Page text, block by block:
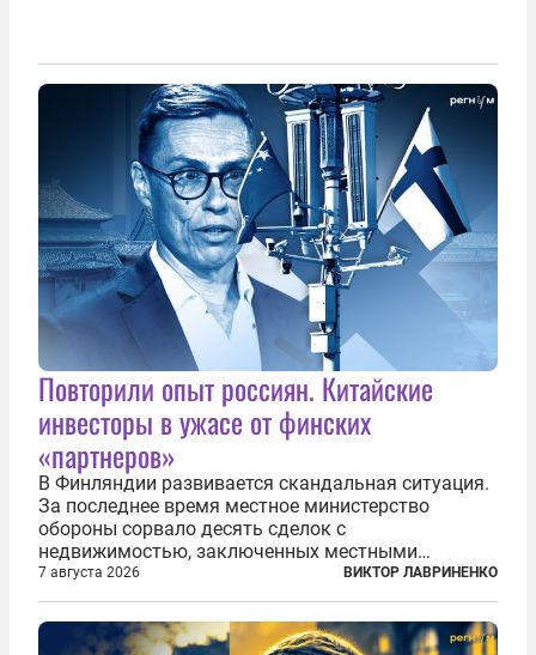
Повторили опыт россиян. Китайские
инвесторы в ужасе от финских
«партнеров»
В Финляндии развивается скандальная ситуация.
За последнее время местное министерство
обороны сорвало десять сделок с
недвижимостью, заключенных местными
фирмами с китайским капиталом. Чиновники
заявили, что они могли заключаться с целью
создания в Финляндии шпионской сети, чтобы
следить за...
7 августа 2026 ВИКТОР ЛАВРИНЕНКО